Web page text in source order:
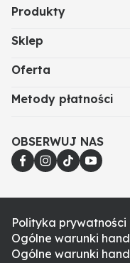
Produkty
Sklep
Oferta
Metody płatności
OBSERWUJ NAS
Polityka prywatności
Ogólne warunki
Ogólne warunki